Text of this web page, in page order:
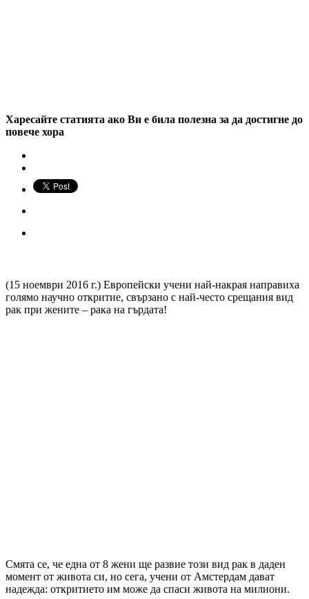
Харесайте статията ако Ви е била полезна за да достигне до
повече хора
(15 ноември 2016 г.) Европейски учени най-накрая направиха
голямо научно откритие, свързано с най-често срещания вид
рак при жените – рака на гърдата!
Смята се, че една от 8 жени ще развие този вид рак в даден
момент от живота си, но сега, учени от Амстердам дават
надежда: откритието им може да спаси живота на милиони.